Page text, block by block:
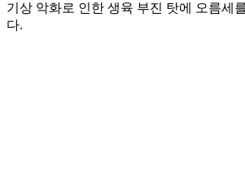
기상 악화로 인한 생육 부진 탓에 오름세
다.